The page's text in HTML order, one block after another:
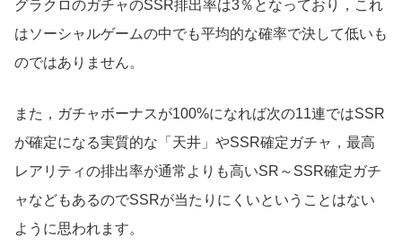
グラクロのガチャのSSR排出率は3％となっており，これ
はソーシャルゲームの中でも平均的な確率で決して低いも
のではありません。
また，ガチャボーナスが100%になれば次の11連ではSSR
が確定になる実質的な「天井」やSSR確定ガチャ，最高
レアリティの排出率が通常よりも高いSR～SSR確定ガチ
ャなどもあるのでSSRが当たりにくいということはない
ように思われます。